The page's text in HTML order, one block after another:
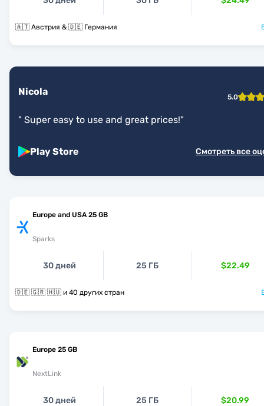
🇦🇹 Австрия & 🇩🇪 Германия
Nicola 5.0
" Super easy to use and great prices!"
Play Store Смотреть все
Europe and USA 25 GB
Sparks
30 дней 25 ГБ $22.49
🇩🇪 🇬🇷 🇭🇺 и 40 других стран
Europe 25 GB
NextLink
30 дней 25 ГБ $20.99